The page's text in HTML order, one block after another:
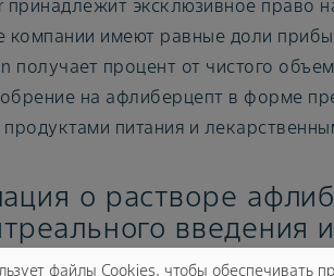
эксклюзивное право
компании имеют равные доли
получает процент от чистого
на афлиберцепт в форме
питания и
о растворе
введения
файлы Cookies, чтобы обеспечивать